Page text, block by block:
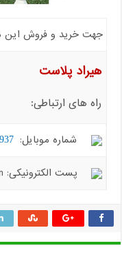
جهت خرید و فروش این
هیراد پلاست
راه های ارتباطی:
شماره موبایل:
پست الکترونیکی: hiradplast.co@gmail.com